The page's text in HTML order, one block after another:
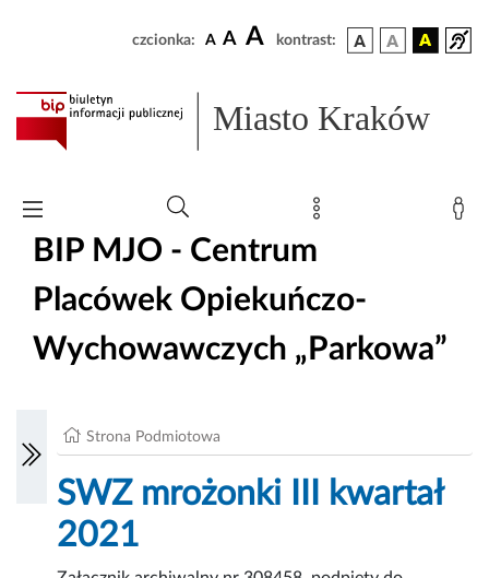
czcionka: A A A kontrast:
Miasto Kraków
BIP MJO - Centrum
Placówek Opiekuńczo-
Wychowawczych „Parkowa”
Strona Podmiotowa
SWZ mrożonki III kwartał
2021